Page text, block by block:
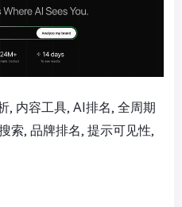
, 内容工具, AI排名, 全周期
索, 品牌排名, 提示可见性,